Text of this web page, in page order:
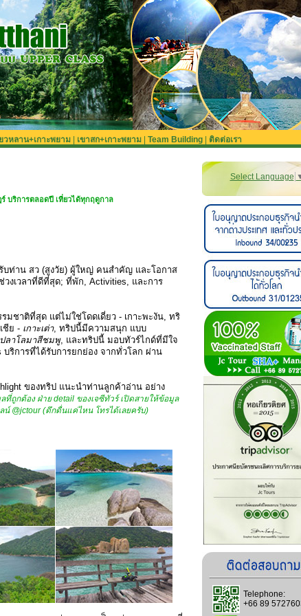
วหลาน+เกาะพยาม เขาสก+เกาะพยาม Team Building ติดต่อเรา
ยวได้ทุกฤดูกาล
บท่าน สว (สูงวัย) ผู้ใหญ่ คนสำคัญ และโอกาส
งเวลาที่ดีที่สุด; ที่พัก, Activities, และการ
มชาติที่สุด แต่ไม่ใช่โดดเดี่ยว - เกาะพะงัน, ทริ
ชีย - เกาะเต่า, ทริปนี้มีความสนุก แบบ
ลาโลมาสีชมพู, และทริปนี้ มอบทัวร์ไกด์ที่มีใจ
บริการที่ได้รับการยกย่อง จากทั่วโลก ผ่าน
ของทริป แนะนำท่านลูกค้าอ่าน อย่าง
ถูกต้อง ฝ่าย detail ของเจซีทัวร์ เปิดสายให้ข้อมูล
น์ @jctour (ดึกดื่นแค่ไหน โทรได้เลยครับ)
Select Language
Telephone:
+66 89